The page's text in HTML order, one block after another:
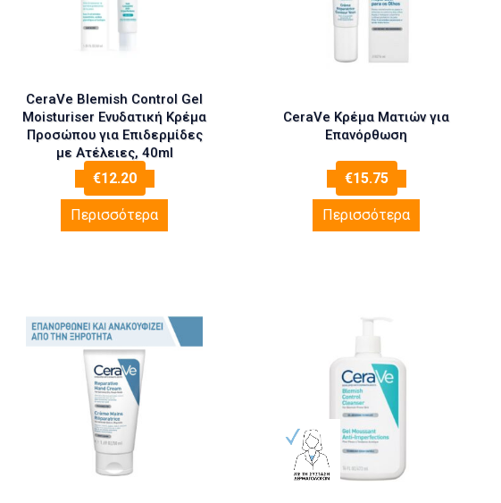
CeraVe Blemish Control Gel
Moisturiser Ενυδατική Κρέμα
Προσώπου για Επιδερμίδες
με Ατέλειες, 40ml
€12.20
Περισσότερα
CeraVe Κρέμα Ματιών για
Επανόρθωση
€15.75
Περισσότερα